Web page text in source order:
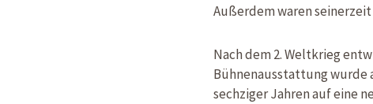
Außerdem waren
Nach dem 2. Weltkrieg
Bühnenausstattung wurde
sechziger Jahren auf eine